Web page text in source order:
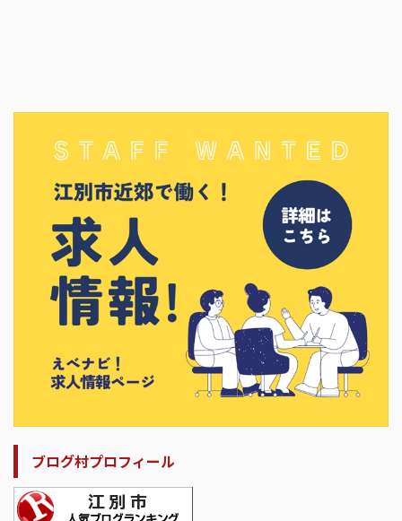
ブログ村プロフィール